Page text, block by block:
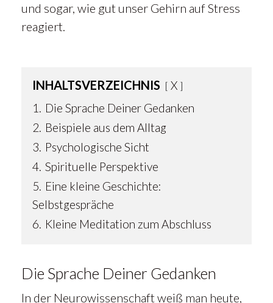
und sogar, wie gut unser Gehirn auf Stress
reagiert.
INHALTSVERZEICHNIS
X
1. Die Sprache Deiner Gedanken
2. Beispiele aus dem Alltag
3. Psychologische Sicht
4. Spirituelle Perspektive
5. Eine kleine Geschichte:
Selbstgespräche
6. Kleine Meditation zum Abschluss
Die Sprache Deiner Gedanken
In der Neurowissenschaft weiß man heute,